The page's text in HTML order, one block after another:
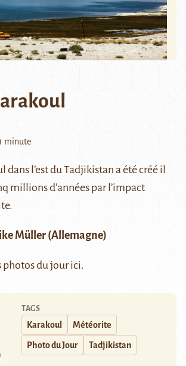
minute
dans l’est du Tadjikistan a été créé il
millions d’années par l’impact
Müller (Allemagne)
photos du jourici.
TAGS
Karakoul Météorite
Photo du Jour Tadjikistan